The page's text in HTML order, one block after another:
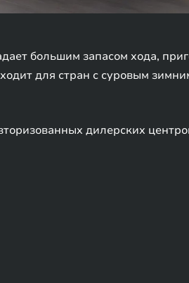
большим запасом хода,
для стран с суровым
дилерских